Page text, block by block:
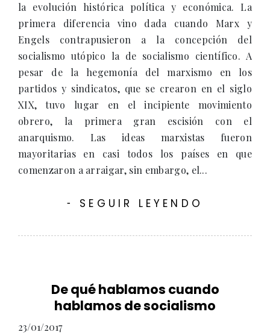
la evolución histórica política y económica. La
primera diferencia vino dada cuando Marx y
Engels contrapusieron a la concepción del
socialismo utópico la de socialismo científico. A
pesar de la hegemonía del marxismo en los
partidos y sindicatos, que se crearon en el siglo
XIX, tuvo lugar en el incipiente movimiento
obrero, la primera gran escisión con el
anarquismo. Las ideas marxistas fueron
mayoritarias en casi todos los países en que
comenzaron a arraigar, sin embargo, el...
- SEGUIR LEYENDO
De qué hablamos cuando
hablamos de socialismo
23/01/2017